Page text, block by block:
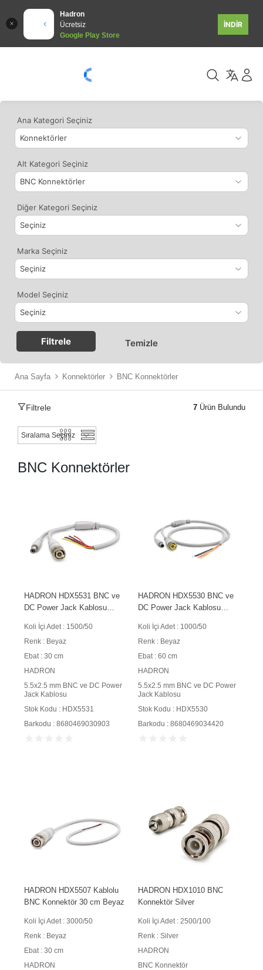
Hadron
Ücretsiz
Google Play Store
İNDİR
Ana Kategori Seçiniz
Alt Kategori Seçiniz
Diğer Kategori Seçiniz
Marka Seçiniz
Model Seçiniz
Filtrele Temizle
Ana Sayfa Konnektörler BNC Konnektörler
Filtrele 7 Ürün Bulundu
BNC Konnektörler
HADRON HDX5531 BNC ve
DC Power Jack Kablosu
Koli İçi Adet : 1500/50
Renk : Beyaz
Ebat : 30 cm
HADRON
5.5x2.5 mm BNC ve DC Power
Jack Kablosu
Stok Kodu : HDX5531
Barkodu : 8680469030903
HADRON HDX5530 BNC ve
DC Power Jack Kablosu
Koli İçi Adet : 1000/50
Renk : Beyaz
Ebat : 60 cm
HADRON
5.5x2.5 mm BNC ve DC Power
Jack Kablosu
Stok Kodu : HDX5530
Barkodu : 8680469034420
HADRON HDX5507 Kablolu
BNC Konnektör 30 cm Beyaz
Koli İçi Adet : 3000/50
Renk : Beyaz
Ebat : 30 cm
HADRON
HADRON HDX1010 BNC
Konnektör Silver
Koli İçi Adet : 2500/100
Renk : Silver
HADRON
BNC Konnektör